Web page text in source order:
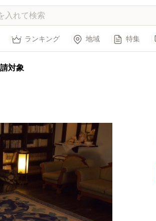
ランキング 地域 特集
対象